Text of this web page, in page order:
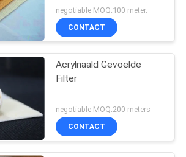
luchtdoorlaatbaarheid
negotiable MOQ:100 meter.
CONTACT
Acrylnaald Gevoelde
Filter
negotiable MOQ:200 meters
CONTACT